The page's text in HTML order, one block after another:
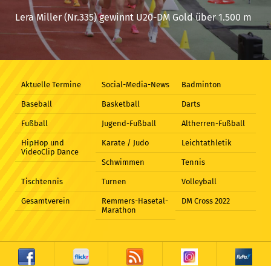
Aktuelle Termine Social-Media-News Badminton
Baseball Basketball Darts
Fußball Jugend-Fußball Altherren-Fußball
HipHop und
VideoClip Dance
Karate / Judo Leichtathletik
Schwimmen Tennis
Tischtennis Turnen Volleyball
Gesamtverein
Remmers-Hasetal-
Marathon
DM Cross 2022